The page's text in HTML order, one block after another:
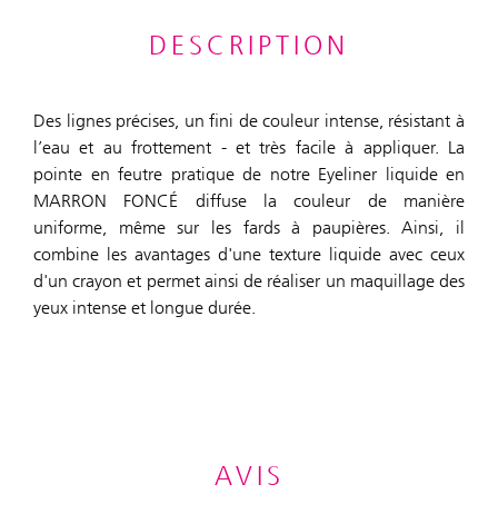
DESCRIPTION
Des lignes précises, un fini de couleur intense, résistant à
l’eau et au frottement - et très facile à appliquer. La
pointe en feutre pratique de notre Eyeliner liquide en
MARRON FONCÉ diffuse la couleur de manière
uniforme, même sur les fards à paupières. Ainsi, il
combine les avantages d'une texture liquide avec ceux
d'un crayon et permet ainsi de réaliser un maquillage des
yeux intense et longue durée.
AVIS